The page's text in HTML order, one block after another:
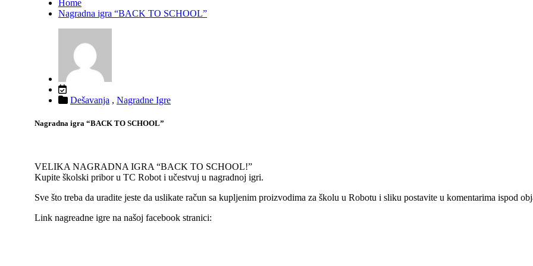
Home
Nagradna igra “BACK TO SCHOOL”
Dešavanja , Nagradne Igre
Nagradna igra “BACK TO SCHOOL”
VELIKA NAGRADNA IGRA “BACK TO SCHOOL!”
Kupite školski pribor u TC Robot i učestvuj u nagradnoj igri.
Sve što treba da uradite jeste da uslikate račun sa kupljenim proizvodima za školu u Robotu i sliku postavite u komentarima ispod
Link nagreadne igre na našoj facebook stranici: